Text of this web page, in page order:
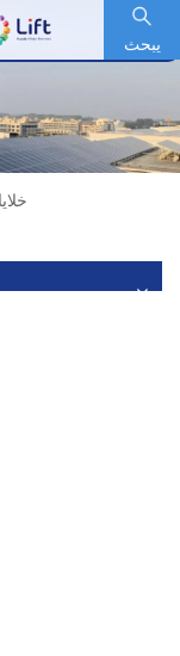
يبحث
رمز السهم : 600153.SH